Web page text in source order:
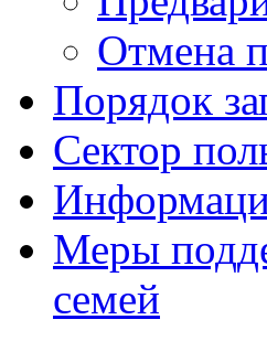
Отмена
Порядок
Сектор
Меры
семей